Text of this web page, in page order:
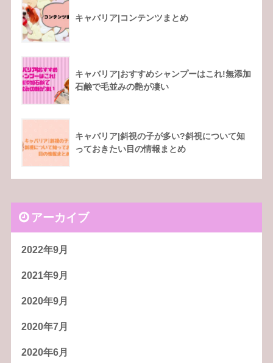
キャバリア|コンテンツまとめ
キャバリア|おすすめシャンプーはこれ!無添加
石鹸で毛並みの艶が凄い
キャバリア|斜視の子が多い?斜視について知
っておきたい目の情報まとめ
アーカイブ
2022年9月
2021年9月
2020年9月
2020年7月
2020年6月